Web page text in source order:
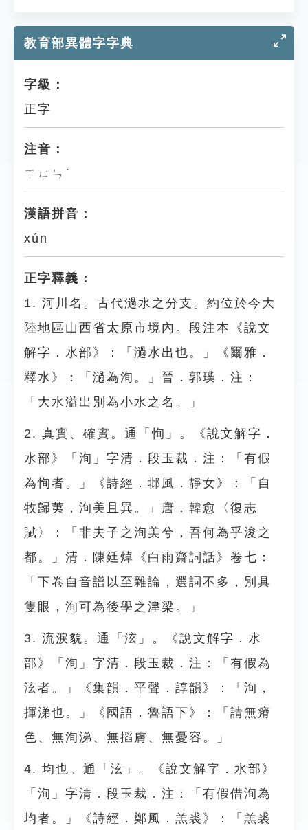
教育部異體字字典
字級：
正字
注音：
ㄒㄩㄣˊ
漢語拼音：
xún
正字釋義：
1. 河川名。古代濄水之分支。約位於今大
陸地區山西省太原市境內。段注本《說文
解字．水部》：「濄水出也。」《爾雅．
釋水》：「濄為洵。」晉．郭璞．注：
「大水溢出別為小水之名。」
2. 真實、確實。通「恂」。《說文解字．
水部》「洵」字清．段玉裁．注：「有假
為恂者。」《詩經．邶風．靜女》：「自
牧歸荑，洵美且異。」唐．韓愈〈復志
賦〉：「非夫子之洵美兮，吾何為乎浚之
都。」清．陳廷焯《白雨齋詞話》卷七：
「下卷自音譜以至雜論，選詞不多，別具
隻眼，洵可為後學之津梁。」
3. 流淚貌。通「泫」。《說文解字．水
部》「洵」字清．段玉裁．注：「有假為
泫者。」《集韻．平聲．諄韻》：「洵，
揮涕也。」《國語．魯語下》：「請無瘠
色、無洵涕、無搯膚、無憂容。」
4. 均也。通「泫」。《說文解字．水部》
「洵」字清．段玉裁．注：「有假借洵為
均者。」《詩經．鄭風．羔裘》：「羔裘